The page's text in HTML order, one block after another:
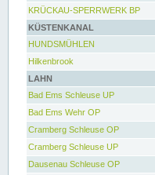
KRÜCKAU-SPERRWERK BP
KÜSTENKANAL
HUNDSMÜHLEN
Hilkenbrook
LAHN
Bad Ems Schleuse UP
Bad Ems Wehr OP
Cramberg Schleuse OP
Cramberg Schleuse UP
Dausenau Schleuse OP